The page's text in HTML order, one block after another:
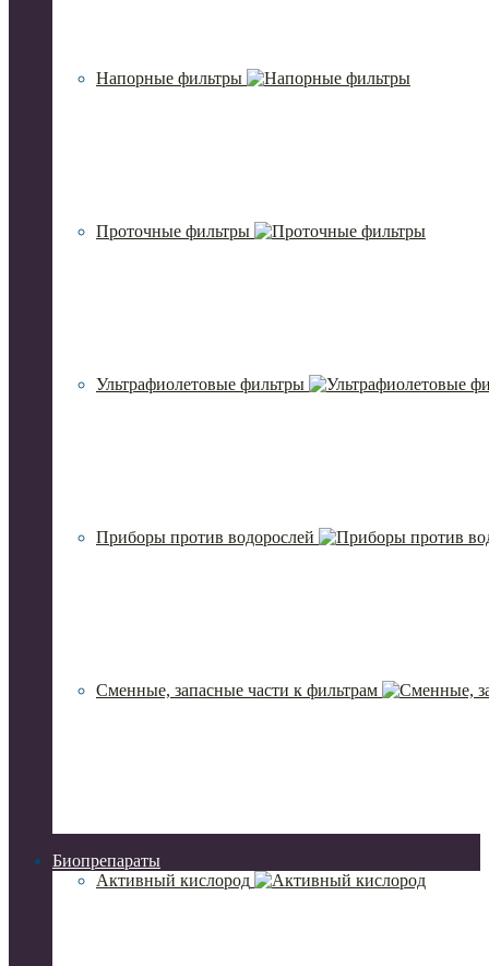
Напорные фильтры
Проточные фильтры
Ультрафиолетовые фильтры
Приборы против водорослей
Сменные, запасные части к фильтрам
Биопрепараты
Активный кислород